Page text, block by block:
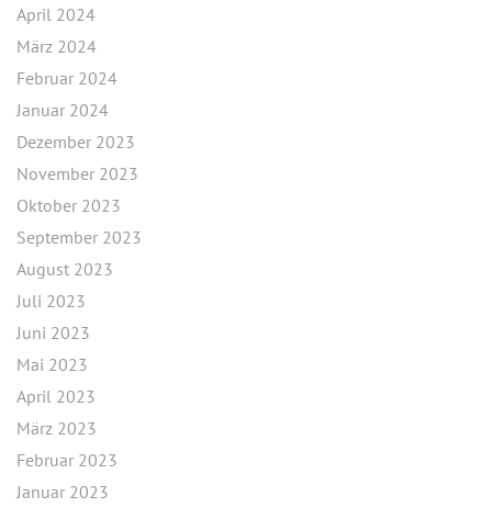
April 2024
März 2024
Februar 2024
Januar 2024
Dezember 2023
November 2023
Oktober 2023
September 2023
August 2023
Juli 2023
Juni 2023
Mai 2023
April 2023
März 2023
Februar 2023
Januar 2023